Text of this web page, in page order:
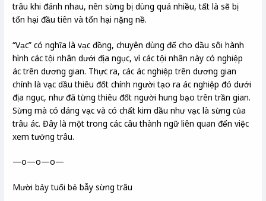
trâu khi đánh nhau, nên sừng bị dùng quá nhiều, tất là sẽ bị
tổn hại đầu tiên và tổn hại nặng nề.
“Vạc” có nghĩa là vạc đồng, chuyên dùng để cho dầu sôi hành
hình các tội nhân dưới địa ngục, vì các tội nhân này có nghiệp
ác trên dương gian. Thực ra, các ác nghiệp trên dương gian
chính là vạc dầu thiêu đốt chính người tạo ra ác nghiệp đó dưới
địa ngục, như đã từng thiêu đốt người hung bạo trên trần gian.
Sừng mà có dáng vạc và có chất kim dầu như vạc là sừng của
trâu ác. Đây là một trong các câu thành ngữ liên quan đến việc
xem tướng trâu.
—o—o—o—
Mười bảy tuổi bẻ bẫy sừng trâu